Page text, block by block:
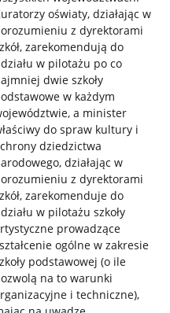
oświaty, działając w
z dyrektorami
zarekomendują do
w pilotażu po co
dwie szkoły
w każdym
a minister
do spraw kultury i
dziedzictwa
działając w
z dyrektorami
zarekomenduje do
w pilotażu szkoły
prowadzące
ogólne w zakresie
podstawowej (o ile
na to warunki
i techniczne),